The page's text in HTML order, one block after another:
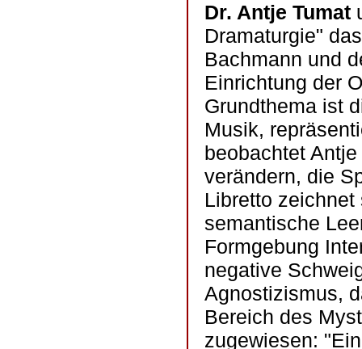
Dr. Antje Tumat
Dramaturgie"
Bachmann und
Einrichtung der
Grundthema ist
Musik,
beobachtet
verändern, die
Libretto
semantische
Formgebung
negative
Agnostizismus,
Bereich des
zugewiesen: